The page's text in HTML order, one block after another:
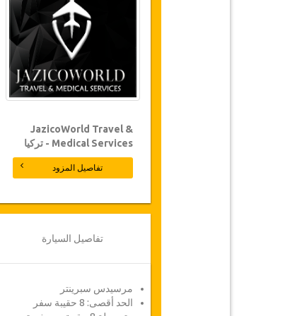
JazicoWorld Travel &
Medical Services - تركيا
تفاصيل المزود
تفاصيل السيارة
مرسيدس سبرينتر
الحد أقصى: 8 حقيبة سفر